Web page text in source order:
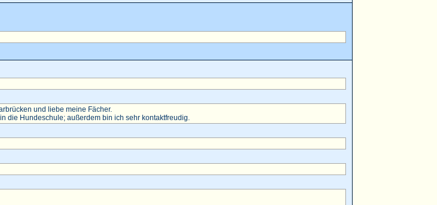
und liebe meine Fächer.
die Hundeschule; außerdem bin ich sehr kontaktfreudig.